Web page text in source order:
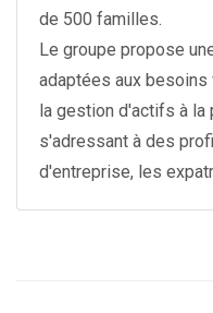
de 500 familles.
Le groupe propose
adaptées aux
la gestion d'actifs à la
s'adressant à des
d'entreprise, les